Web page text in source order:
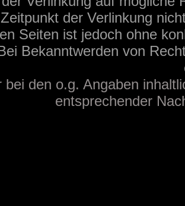
der Verlinkung
Seiten ist jedoch ohne
Bekanntwerden von
bei den o.g. Angaben
entsprechender